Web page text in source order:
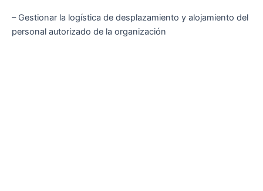
– Gestionar la logística de desplazamiento y alojamiento del
personal autorizado de la organización